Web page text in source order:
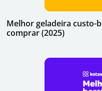
Melhor geladeira custo-
comprar (2025)